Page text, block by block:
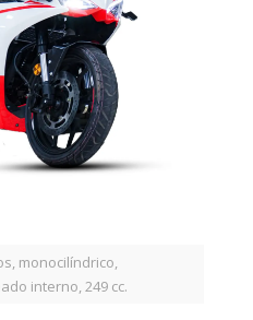
monocilíndrico,
interno, 249 cc.